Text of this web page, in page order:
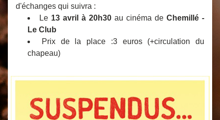
d'échanges qui suivra :
Le 13 avril à 20h30 au cinéma de Chemillé -
Le Club
Prix de la place :3 euros (+circulation du
chapeau)